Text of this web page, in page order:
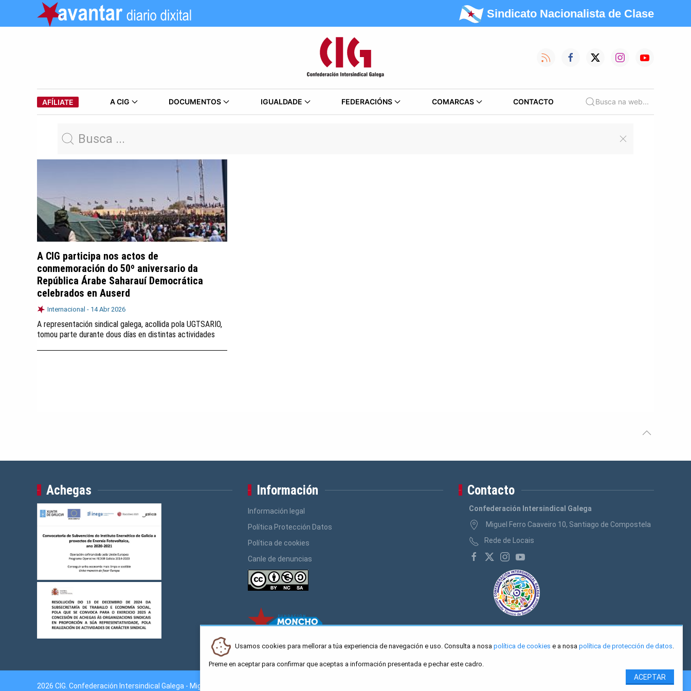
Sindicato Nacionalista de Clase
AFÍLIATE A CIG DOCUMENTOS IGUALDADE FEDERACIÓNS COMARCAS CONTACTO Busca na web...
A CIG participa nos actos de
conmemoración do 50º aniversario da
República Árabe Saharauí Democrática
celebrados en Auserd
Internacional - 14 Abr 2026
A representación sindical galega, acollida pola UGTSARIO,
tomou parte durante dous días en distintas actividades
Achegas Información
Información legal
Política Protección Datos
Política de cookies
Canle de denuncias
Contacto
Confederación Intersindical Galega
Miguel Ferro Caaveiro 10, Santiago de Compostela
Rede de Locais
2026 CIG. Confederación Intersindical Galega - Miguel Ferro Caaveiro 10, Santiago de Compostela
Usamos cookies para mellorar a túa experiencia de navegación e uso. Consulta a nosa política de cookies e a nosa política de protección de datos.
Preme en aceptar para confirmar que aceptas a información presentada e pechar este cadro.
ACEPTAR